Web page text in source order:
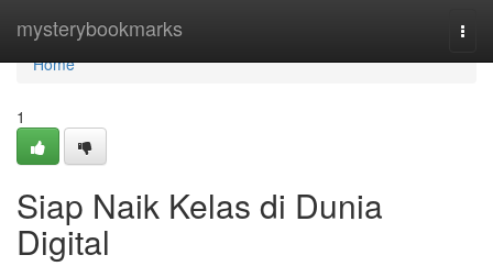
mysterybookmarks
Home
Home
1
Siap Naik Kelas di Dunia
Digital